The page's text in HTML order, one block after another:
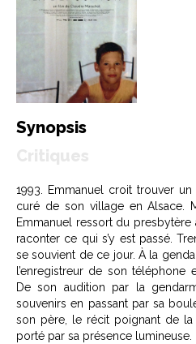
Synopsis
1993. Emmanuel croit trouver
curé de son village en Alsace.
Emmanuel ressort du presbytère
raconter ce qui s’y est passé.
se souvient de ce jour. À la
l’enregistreur de son téléphone
De son audition par la
souvenirs en passant par sa
son père, le récit poignant de la
porté par sa présence lumineuse.